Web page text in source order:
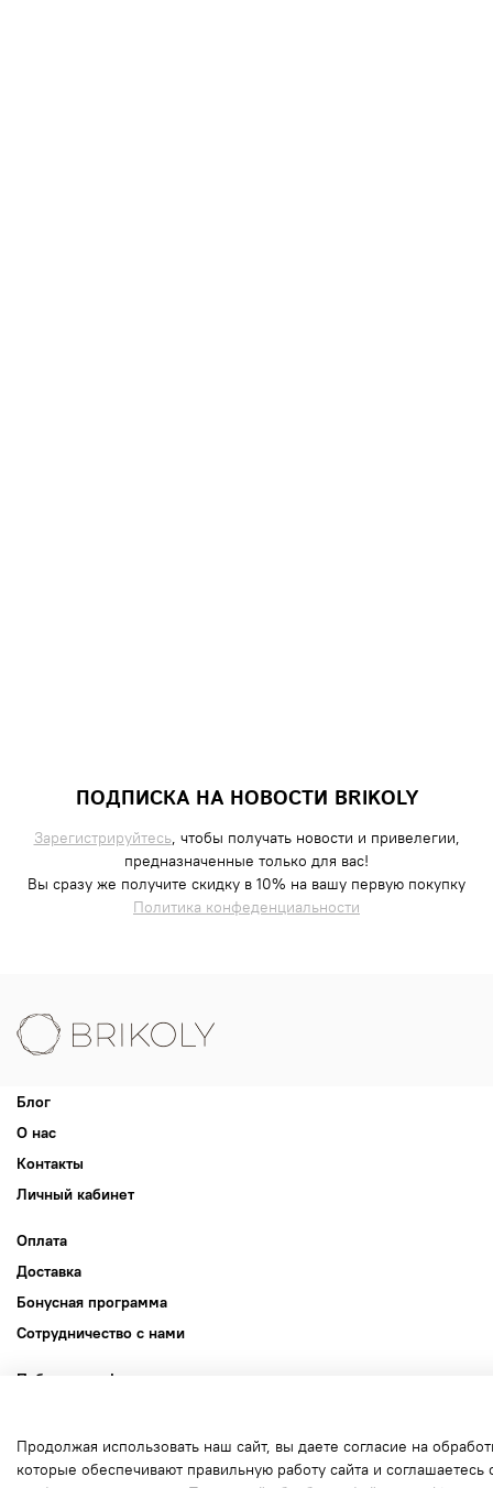
ПОДПИСКА НА НОВОСТИ BRIKOLY
Зарегистрируйтесь, чтобы получать новости и привелегии,
предназначенные только для вас!
Вы сразу же получите скидку в 10% на вашу первую покупку
Политика конфеденциальности
Блог
О нас
Контакты
Личный кабинет
Оплата
Доставка
Бонусная программа
Сотрудничество с нами
Публичная оферта
Политика конфиденциальности
Политика обработки файлов cookie
Продолжая использовать наш сайт, вы даете согласие на
которые обеспечивают правильную работу сайта и соглашаетесь